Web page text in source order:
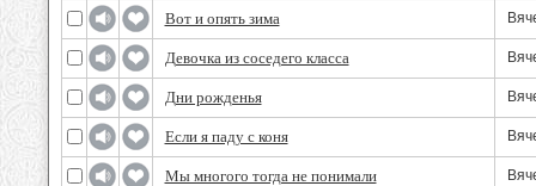
Вот и опять зима
Девочка из соседего класса
Дни рожденья
Если я паду с коня
Мы многого тогда не понимали